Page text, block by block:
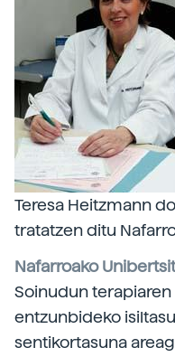
Teresa Heitzmann
tratatzen ditu
Nafarroako
Soinudun
entzunbideko
sentikortasuna